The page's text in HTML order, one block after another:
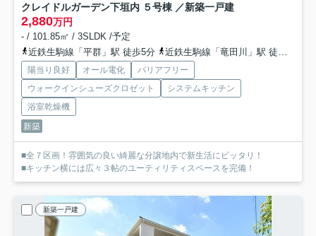
クレイドルガーデン下垣内 ５号棟 ／新築一戸建
2,880万円
- / 101.85㎡ / 3SLDK /予定
近鉄生駒線「平群」駅 徒歩5分
近鉄生駒線「竜田川」駅 徒歩15分
陽当り良好 オール電化
バリアフリー
ウォークインシューズクロゼット
システムキッチン
浴室乾燥機
新築
■全７区画！雰囲気の良い綺麗な分譲地内で新生活にピッタリ！
■キッチン横には広々３帖のユーティリティスペースを完備！
新築一戸建